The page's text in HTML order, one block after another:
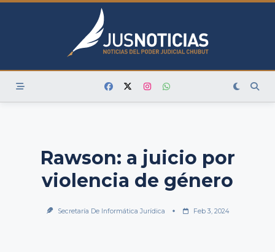
Skip
Rawson: a juicio por
violencia de género
Secretaría De Informática Jurídica Feb 3, 2024